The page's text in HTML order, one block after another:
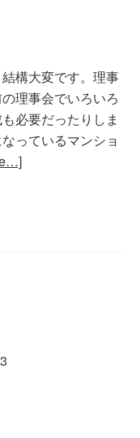
構大変です。理事
理事会でいろいろ
必要だったりしま
っているマンショ